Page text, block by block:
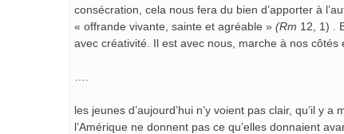
consécration, cela nous fera du bien d’apporter à
« offrande vivante, sainte et agréable » (Rm 12, 1) .
avec créativité. Il est avec nous, marche à nos côtés
les jeunes d’aujourd’hui n’y voient pas clair, qu’il
l’Amérique ne donnent pas ce qu’elles donnaient